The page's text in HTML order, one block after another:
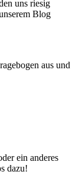
uns riesig
Blog
aus und
ein anderes
dazu!